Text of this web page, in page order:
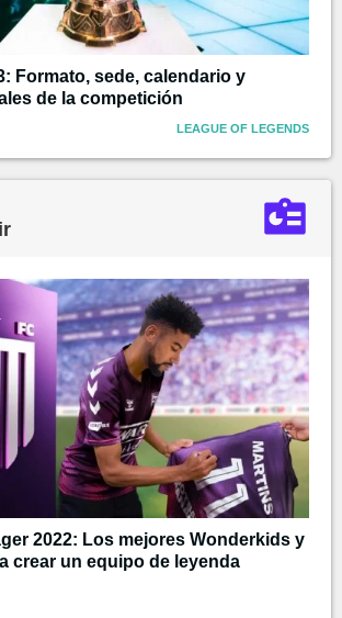
Formato, sede, calendario y
de la competición
LEAGUE OF LEGENDS
2022: Los mejores Wonderkids y
crear un equipo de leyenda